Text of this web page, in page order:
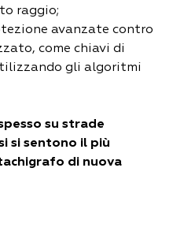
raggio;
avanzate contro
come chiavi di
gli algoritmi
su strade
si sentono il più
di nuova